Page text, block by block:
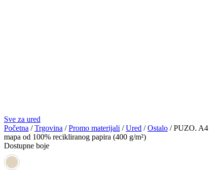
Sve za ured
Početna /Trgovina /Promo materijali /Ured /Ostalo / PUZO. A4
mapa od 100% recikliranog papira (400 g/m²)
Dostupne boje